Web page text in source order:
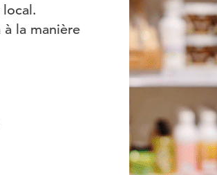
à la manière